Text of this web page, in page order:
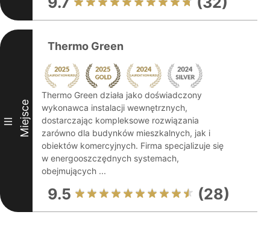
III Miejsce
Thermo Green
Thermo Green działa jako doświadczony
wykonawca instalacji wewnętrznych,
dostarczając kompleksowe rozwiązania
zarówno dla budynków mieszkalnych, jak i
obiektów komercyjnych. Firma specjalizuje się
w energooszczędnych systemach,
obejmujących ...
9.5 (28)